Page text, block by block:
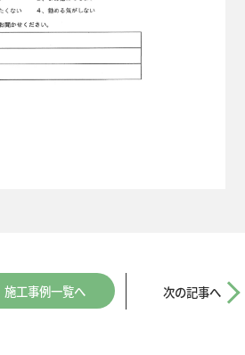
施工事例一覧へ 次の記事へ